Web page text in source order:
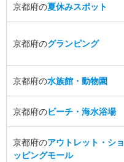
京都府の夏休みスポット
京都府のグランピング
京都府の水族館・動物園
京都府のビーチ・海水浴場
京都府のアウトレット・ショ
ッピングモール